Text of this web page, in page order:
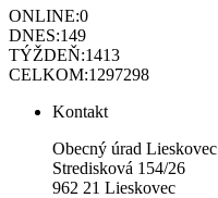
ONLINE:0
DNES:149
TÝŽDEŇ:1413
CELKOM:1297298
Kontakt
Obecný úrad Lieskovec
Stredisková 154/26
962 21 Lieskovec